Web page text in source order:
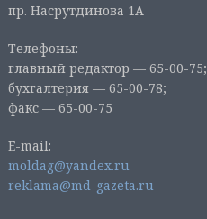
пр. Насрутдинова 1А
Телефоны:
главный редактор — 65-00-75;
бухгалтерия — 65-00-78;
факс — 65-00-75
E-mail:
moldag@yandex.ru
reklama@md-gazeta.ru